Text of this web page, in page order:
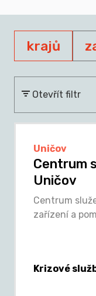
krajů
Otevřít filtr
Uničov
Centrum
Uničov
Centrum
zařízení a
Krizové